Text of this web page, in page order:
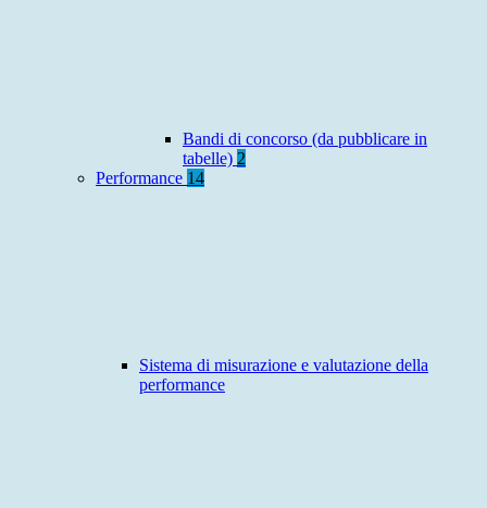
Bandi di concorso (da pubblicare in
tabelle) 2
Performance 14
Sistema di misurazione e valutazione della
performance